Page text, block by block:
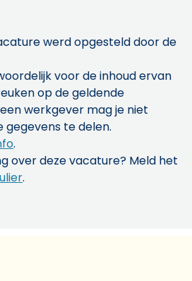
werd opgesteld door de
voor de inhoud ervan
op de geldende
werkgever mag je niet
gegevens te delen.
.
over deze vacature? Meld het
.